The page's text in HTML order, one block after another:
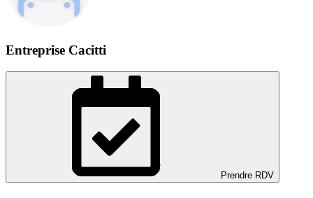
Entreprise Cacitti
Prendre RDV